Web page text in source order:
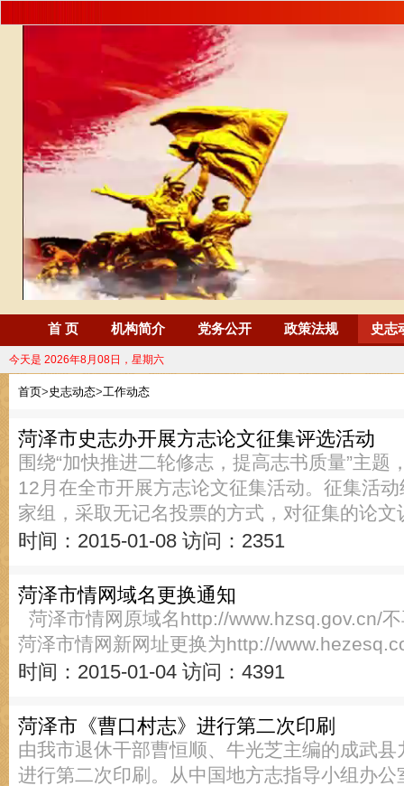
首 页 机构简介 党务公开 政策法规 史志
今天是 2026年8月08日，星期六
首页>史志动态>工作动态
菏泽市史志办开展方志论文征集评选活动
围绕“加快推进二轮修志，提高志书质量”主题
12月在全市开展方志论文征集活动。征集活
家组，采取无记名投票的方式，对征集的论
时间：2015-01-08 访问：2351
菏泽市情网域名更换通知
菏泽市情网原域名http://www.hzsq.gov.cn/
菏泽市情网新网址更换为http://
时间：2015-01-04 访问：4391
菏泽市《曹口村志》进行第二次印刷
由我市退休干部曹恒顺、牛光芝主编的成武
进行第二次印刷。从中国地方志指导小组办